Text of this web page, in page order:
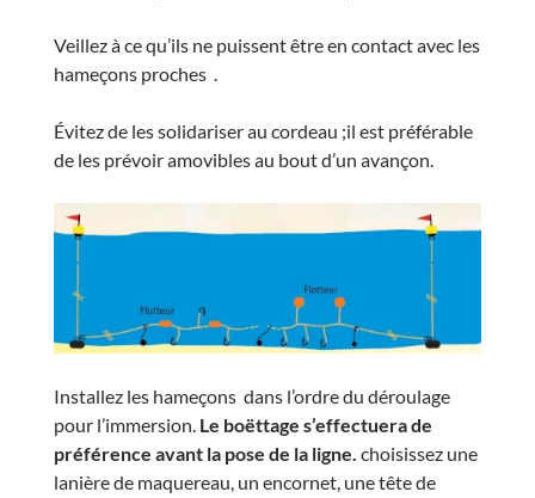
Veillez à ce qu’ils ne puissent être en contact avec les
hameçons proches .
Évitez de les solidariser au cordeau ;il est préférable
de les prévoir amovibles au bout d’un avançon.
Installez les hameçons dans l’ordre du déroulage
pour l’immersion.Le boëttage s’effectuera de
préférence avant la pose de la ligne. choisissez une
lanière de maquereau, un encornet, une tête de